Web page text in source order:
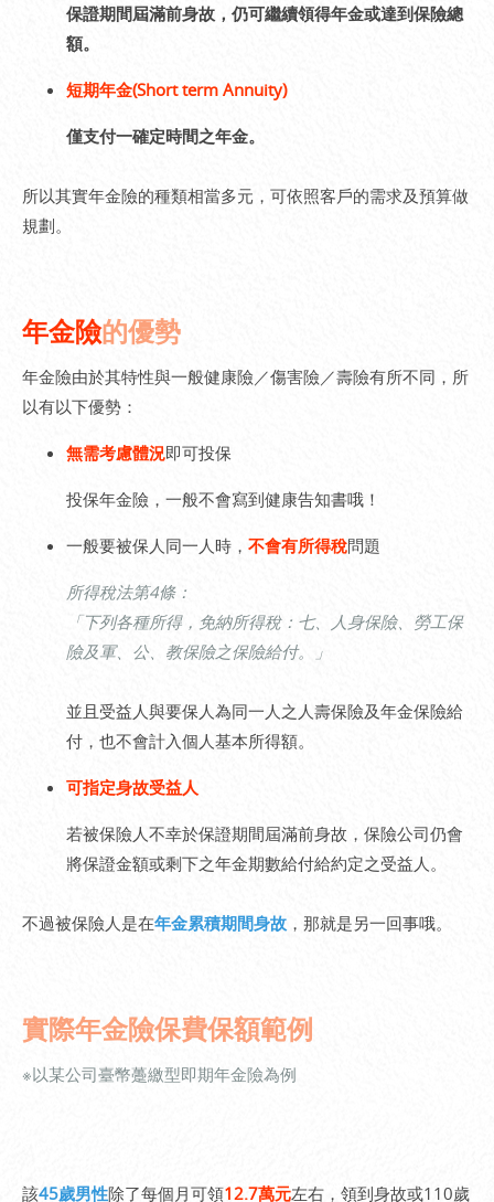
保證期間屆滿前身故，仍可繼續領得年金或達到保險總
額。
短期年金(Short term Annuity)
僅支付一確定時間之年金。
所以其實年金險的種類相當多元，可依照客戶的需求及預算做
規劃。
年金險的優勢
年金險由於其特性與一般健康險／傷害險／壽險有所不同，所
以有以下優勢：
無需考慮體況即可投保
投保年金險，一般不會寫到健康告知書哦！
一般要被保人同一人時， 不會有所得稅問題
所得稅法第4條：
「下列各種所得，免納所得稅：七、人身保險、勞工保
險及軍、公、教保險之保險給付。」
並且受益人與要保人為同一人之人壽保險及年金保險給
付，也不會計入個人基本所得額。
可指定身故受益人
若被保險人不幸於保證期間屆滿前身故，保險公司仍會
將保證金額或剩下之年金期數給付給約定之受益人。
不過被保險人是在年金累積期間身故 ，那就是另一回事哦。
實際年金險保費保額範例
※以某公司臺幣躉繳型即期年金險為例
該45歲男性除了每個月可領12.7萬元左右，領到身故或110歲